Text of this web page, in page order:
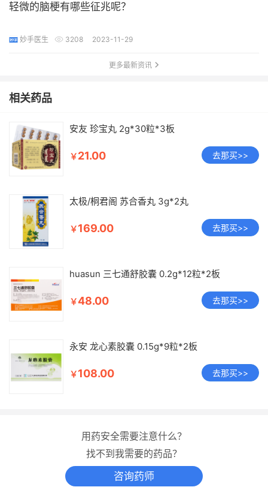
轻微的脑梗有哪些征兆呢？
妙手医生 3208 2023-11-29
更多最新资讯
相关药品
安友 珍宝丸 2g*30粒*3板
￥21.00 去那买>>
太极/桐君阁 苏合香丸 3g*2丸
￥169.00 去那买>>
huasun 三七通舒胶囊 0.2g*12粒*2板
￥48.00 去那买>>
永安 龙心素胶囊 0.15g*9粒*2板
￥108.00 去那买>>
用药安全需要注意什么？
找不到我需要的药品？
咨询药师